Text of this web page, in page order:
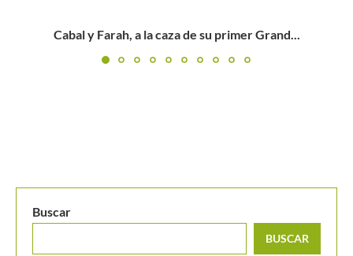
Cabal y Farah no pudieron darle la ventaja a Colombia
Buscar
BUSCAR